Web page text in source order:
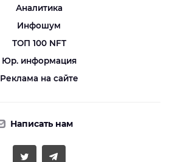
Аналитика
Инфошум
ТОП 100 NFT
Юр. информация
Реклама на сайте
Написать нам